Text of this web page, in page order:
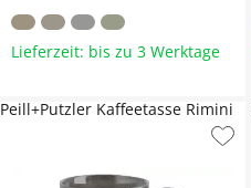
Lieferzeit: bis zu 3 Werktage
Peill+Putzler Kaffeetasse Rimini